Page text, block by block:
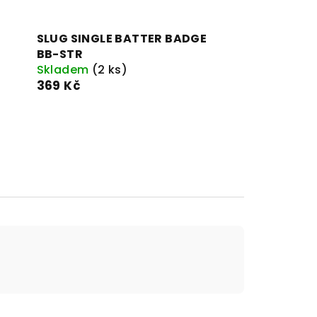
SLUG SINGLE BATTER BADGE
BB-STR
Skladem (2 ks)
369 Kč